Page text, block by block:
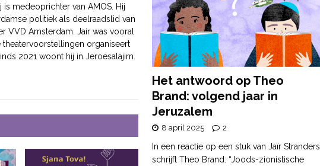
medeoprichter van AMOS. Hij
politiek als deelraadslid van
VVD Amsterdam. Jair was vooral
organiseert
2021 woont hij in Jeroesalajim.
Het antwoord op Theo
Brand: volgend jaar in
Jeruzalem
8 april 2025 2
In een reactie op een stuk van Jaïr Stranders
schrijft Theo Brand: “Joods-zionistische